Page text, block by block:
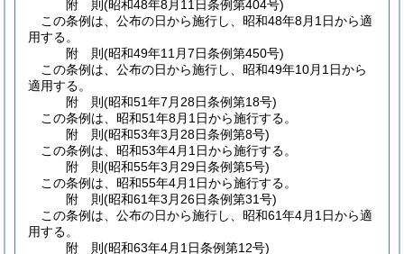
附 則(昭和48年8月11日条例第404号)
この条例は、公布の日から施行し、昭和48年8月1日から適
用する。
附 則(昭和49年11月7日条例第450号)
この条例は、公布の日から施行し、昭和49年10月1日から
適用する。
附 則(昭和51年7月28日条例第18号)
この条例は、昭和51年8月1日から施行する。
附 則(昭和53年3月28日条例第8号)
この条例は、昭和53年4月1日から施行する。
附 則(昭和55年3月29日条例第5号)
この条例は、昭和55年4月1日から施行する。
附 則(昭和61年3月26日条例第31号)
この条例は、公布の日から施行し、昭和61年4月1日から適
用する。
附 則(昭和63年4月1日条例第12号)